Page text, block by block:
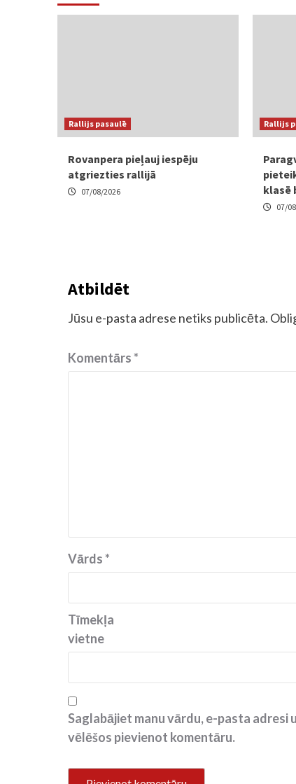
Rallijs pasaulē
Rovanpera pieļauj iespēju
atgriezties rallijā
07/08/2026
Rallijs
klasē
07/
Atbildēt
Jūsu e-pasta adrese netiks publicēta.
Komentārs*
Vārds*
Tīmekļa
vietne
Saglabājiet manu vārdu, e-pasta adresi
vēlēšos pievienot komentāru.